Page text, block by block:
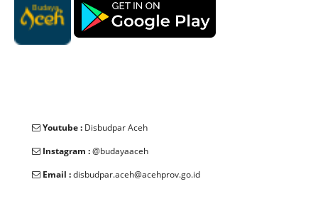
kompleks ini berfungsi sebagai dokumen penting
yang membantu merekonstruksi sejarah masa
lampau Aceh.
Youtube : Disbudpar Aceh
Instagram :@budayaaceh
Email :disbudpar.aceh@acehprov.go.id